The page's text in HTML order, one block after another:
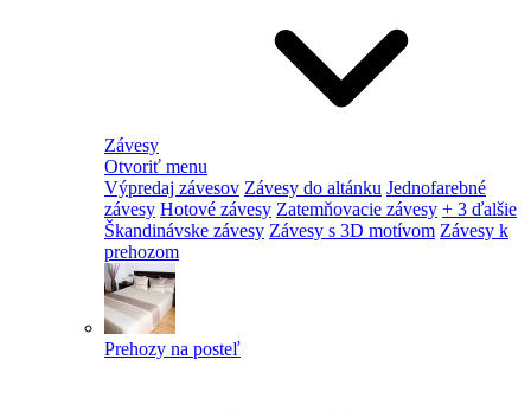
Závesy
Otvoriť menu
Výpredaj závesov Závesy do altánku Jednofarebné
závesy Hotové závesy Zatemňovacie závesy + 3 ďalšie
Škandinávske závesy Závesy s 3D motívom Závesy k
prehozom
Prehozy na posteľ